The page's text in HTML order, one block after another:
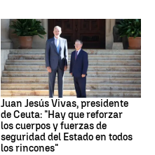
Crisis migratoria
Juan Jesús Vivas, presidente
de Ceuta: "Hay que reforzar
los cuerpos y fuerzas de
seguridad del Estado en todos
los rincones"